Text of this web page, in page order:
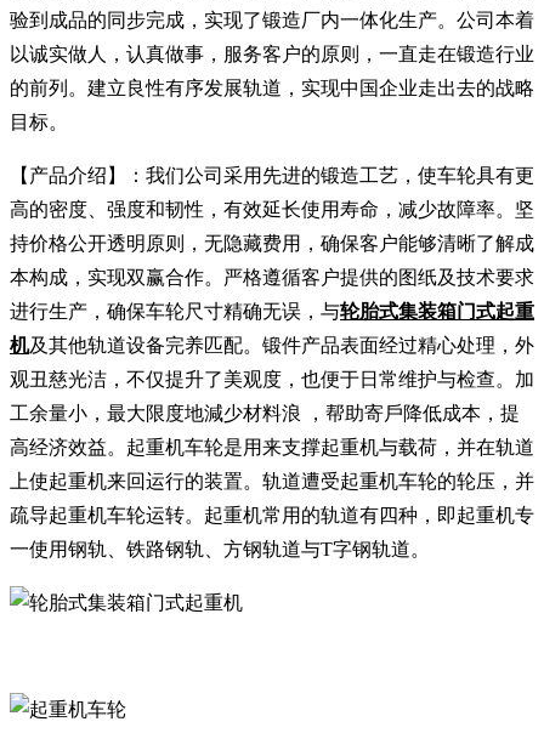
验到成品的同步完成，实现了锻造厂内一体化生产。公司本着
以诚实做人，认真做事，服务客户的原则，一直走在锻造行业
的前列。建立良性有序发展轨道，实现中国企业走出去的战略
目标。
【产品介绍】：我们公司采用先进的锻造工艺，使车轮具有更
高的密度、强度和韧性，有效延长使用寿命，减少故障率。坚
持价格公开透明原则，无隐藏费用，确保客户能够清晰了解成
本构成，实现双赢合作。严格遵循客户提供的图纸及技术要求
进行生产，确保车轮尺寸精确无误，与轮胎式集装箱门式起重
机及其他轨道设备完养匹配。锻件产品表面经过精心处理，外
观丑慈光洁，不仅提升了美观度，也便于日常维护与检查。加
工余量小，最大限度地減少材料浪 ，帮助寄戶降低成本，提
高经济效益。起重机车轮是用来支撑起重机与载荷，并在轨道
上使起重机来回运行的装置。轨道遭受起重机车轮的轮压，并
疏导起重机车轮运转。起重机常用的轨道有四种，即起重机专
一使用钢轨、铁路钢轨、方钢轨道与T字钢轨道。